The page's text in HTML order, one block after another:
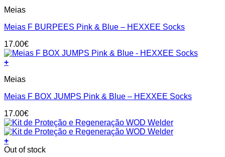
on
the
product
page
product
multiple
The
options
may
chosen
on
the
product
page
Meias
Meias F BURPEES Pink & Blue – HEXXEE Socks
17.00€
+
product
multiple
The
options
may
be
chosen
Meias
Meias F BOX JUMPS Pink & Blue – HEXXEE Socks
17.00€
+
Out of stock